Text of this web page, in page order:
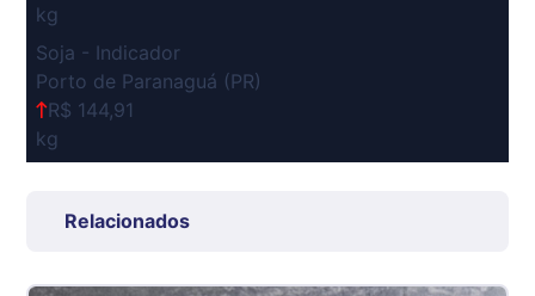
kg
Soja - Indicador
Porto de Paranaguá (PR)
R$ 144,91
kg
R$ 7,53
Relacionados